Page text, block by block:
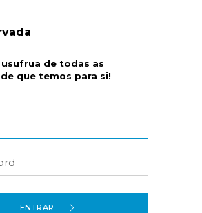
usufrua de todas as
que temos para si!
ENTRAR